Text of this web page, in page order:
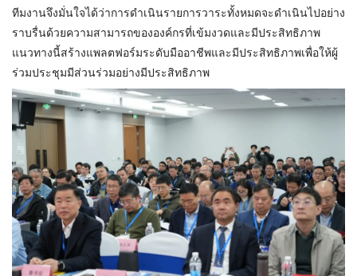
ทีมงานจึงมั่นใจได้ว่าการดำเนินรายการวาระทั้งหมดจะดำเนินไปอย่าง
ราบรื่นด้วยความสามารถขององค์กรที่เข้มงวดและมีประสิทธิภาพ
แนวทางนี้สร้างแพลตฟอร์มระดับมืออาชีพและมีประสิทธิภาพเพื่อให้ผู้
ร่วมประชุมมีส่วนร่วมอย่างมีประสิทธิภาพ